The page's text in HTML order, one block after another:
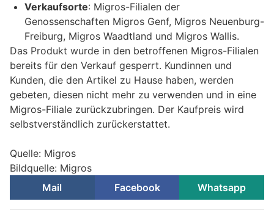
Verkaufsorte: Migros-Filialen der
Genossenschaften Migros Genf, Migros Neuenburg-
Freiburg, Migros Waadtland und Migros Wallis.
Das Produkt wurde in den betroffenen Migros-Filialen
bereits für den Verkauf gesperrt. Kundinnen und
Kunden, die den Artikel zu Hause haben, werden
gebeten, diesen nicht mehr zu verwenden und in eine
Migros-Filiale zurückzubringen. Der Kaufpreis wird
selbstverständlich zurückerstattet.
Quelle: Migros
Bildquelle: Migros
Mail
Facebook Whatsapp